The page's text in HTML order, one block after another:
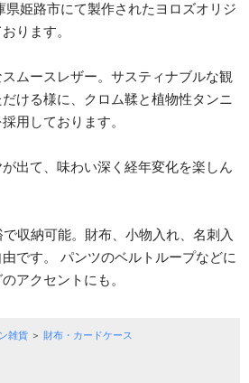
県姫路市にて製作されたヨロズオリジ
ります。
ムースレザー。サスティナブルな観
ける様に、クロム鞣と植物性タンニ
用しております。
出て、味わい深く経年変化を楽しん
収納可能。財布、小物入れ、名刺入
です。 パンツのベルトループなどに
アクセントにも。
雑貨 ＞ 財布・カードケース